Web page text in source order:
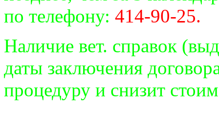
по телефону: 414-90-25.
Наличие вет. справок
даты заключения
процедуру и снизит